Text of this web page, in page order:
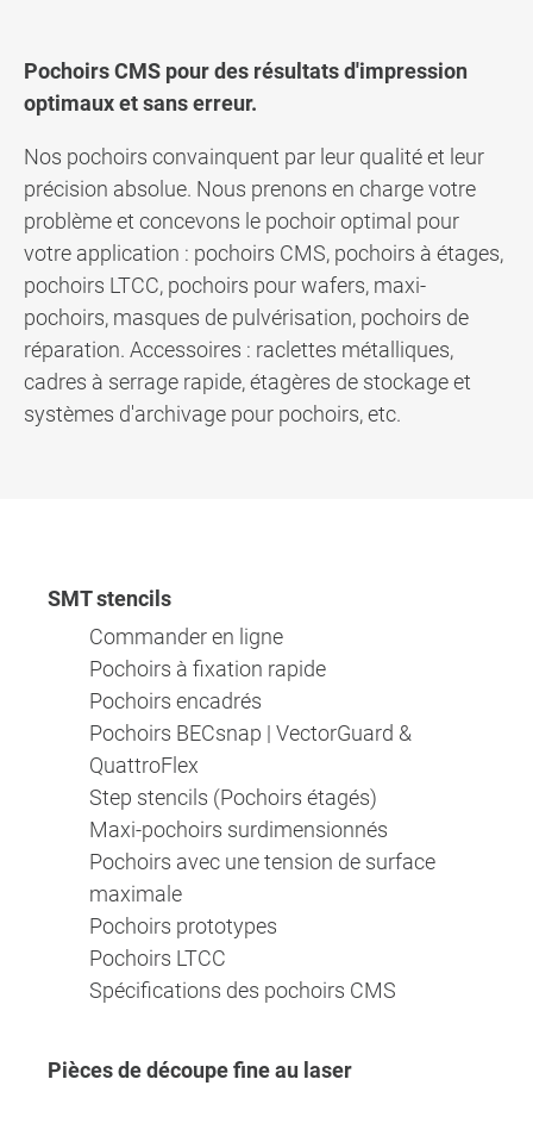
Pochoirs CMS pour des résultats d'impression
optimaux et sans erreur.
Nos pochoirs convainquent par leur qualité et leur
précision absolue. Nous prenons en charge votre
problème et concevons le pochoir optimal pour
votre application : pochoirs CMS, pochoirs à étages,
pochoirs LTCC, pochoirs pour wafers, maxi-
pochoirs, masques de pulvérisation, pochoirs de
réparation. Accessoires : raclettes métalliques,
cadres à serrage rapide, étagères de stockage et
systèmes d'archivage pour pochoirs, etc.
SMT stencils
Commander en ligne
Pochoirs à fixation rapide
Pochoirs encadrés
Pochoirs BECsnap | VectorGuard &
QuattroFlex
Step stencils (Pochoirs étagés)
Maxi-pochoirs surdimensionnés
Pochoirs avec une tension de surface
maximale
Pochoirs prototypes
Pochoirs LTCC
Spécifications des pochoirs CMS
Pièces de découpe fine au laser